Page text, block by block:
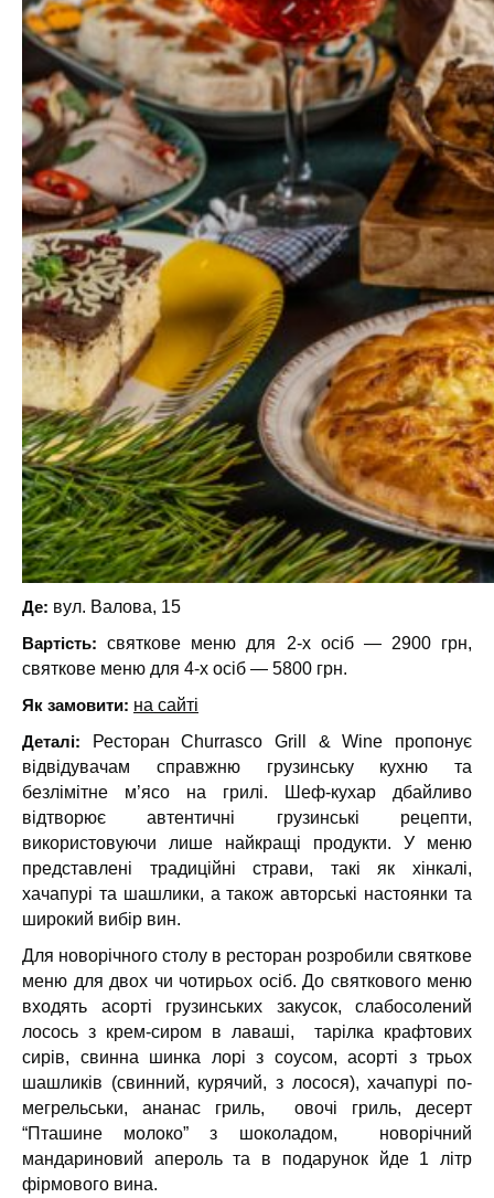
Де: вул. Валова, 15
Вартість:святкове меню для 2-х осіб — 2900 грн,
святкове меню для 4-х осіб — 5800 грн.
Як замовити: на сайті
Деталі:
Ресторан Churrasco Grill & Wine пропонує
відвідувачам справжню грузинську кухню та
безлімітне м’ясо на грилі. Шеф-кухар дбайливо
відтворює автентичні грузинські рецепти,
використовуючи лише найкращі продукти. У меню
представлені традиційні страви, такі як хінкалі,
хачапурі та шашлики, а також авторські настоянки та
широкий вибір вин.
Для новорічного столу в ресторан розробили святкове
меню для двох чи чотирьох осіб. До святкового меню
входять асорті грузинських закусок, слабосолений
лосось з крем-сиром в лаваші, тарілка крафтових
сирів, свинна шинка лорі з соусом, асорті з трьох
шашликів (свинний, курячий, з лосося), хачапурі по-
мегрельськи, ананас гриль, овочі гриль, десерт
“Пташине молоко” з шоколадом, новорічний
мандариновий апероль та в подарунок йде 1 літр
фірмового вина.